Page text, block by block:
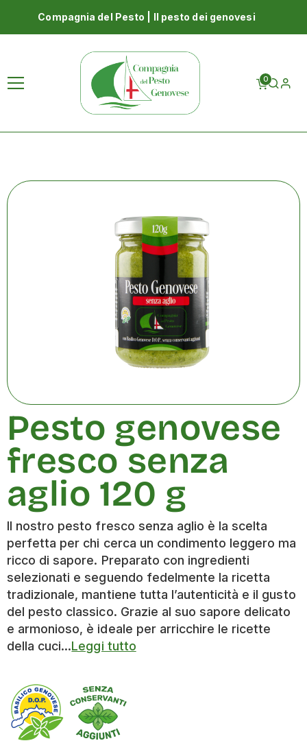
Compagnia del Pesto | Il pesto dei genovesi
Shop Pesto genovese fresco senza aglio 120 g
Pesto genovese
fresco senza
aglio 120 g
Il nostro pesto fresco senza aglio è la scelta
perfetta per chi cerca un condimento leggero ma
ricco di sapore. Preparato con ingredienti
selezionati e seguendo fedelmente la ricetta
tradizionale, mantiene tutta l’autenticità e il gusto
del pesto classico. Grazie al suo sapore delicato
e armonioso, è ideale per arricchire le ricette
della cuci...Leggi tutto